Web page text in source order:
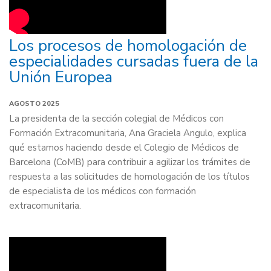
Los procesos de homologación de
especialidades cursadas fuera de la
Unión Europea
AGOSTO 2025
La presidenta de la sección colegial de Médicos con
Formación Extracomunitaria, Ana Graciela Angulo, explica
qué estamos haciendo desde el Colegio de Médicos de
Barcelona (CoMB) para contribuir a agilizar los trámites de
respuesta a las solicitudes de homologación de los títulos
de especialista de los médicos con formación
extracomunitaria.